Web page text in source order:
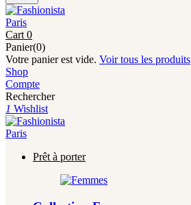
Cart 0
Panier(0)
Votre panier est vide. Voir tous les produits
Shop
Compte
Rechercher
1 Wishlist
Prêt à porter